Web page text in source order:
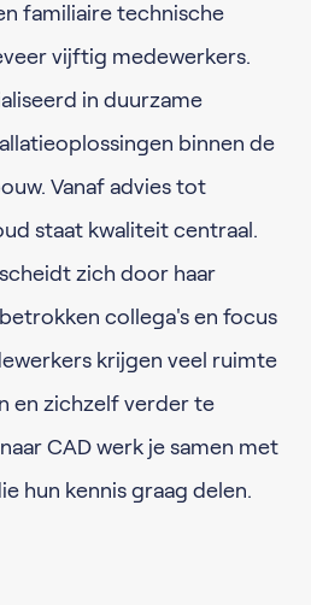
familiaire technische
vijftig medewerkers.
in duurzame
binnen de
Vanaf advies tot
staat kwaliteit centraal.
zich door haar
collega's en focus
krijgen veel ruimte
en zichzelf verder te
CAD werk je samen met
hun kennis graag delen.